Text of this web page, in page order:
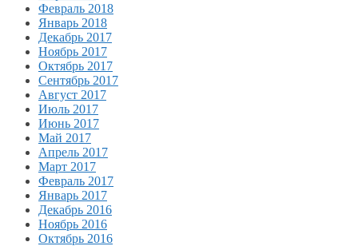
Февраль 2018
Январь 2018
Декабрь 2017
Ноябрь 2017
Октябрь 2017
Сентябрь 2017
Август 2017
Июль 2017
Июнь 2017
Май 2017
Апрель 2017
Март 2017
Февраль 2017
Январь 2017
Декабрь 2016
Ноябрь 2016
Октябрь 2016